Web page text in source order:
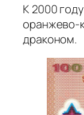
К 2000
оранжево-
драконом.